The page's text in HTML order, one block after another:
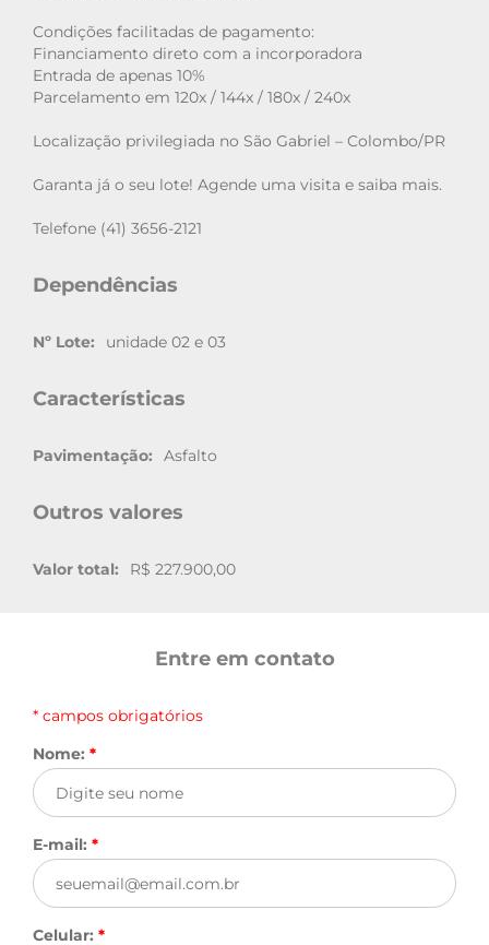
Condições facilitadas de pagamento:
Financiamento direto com a incorporadora
Entrada de apenas 10%
Parcelamento em 120x / 144x / 180x / 240x
Localização privilegiada no São Gabriel – Colombo/PR
Garanta já o seu lote! Agende uma visita e saiba mais.
Telefone (41) 3656-2121
Dependências
Nº Lote: unidade 02 e 03
Características
Pavimentação: Asfalto
Outros valores
Valor total: R$ 227.900,00
Entre em contato
* campos obrigatórios
Nome: *
E-mail: *
Celular: *